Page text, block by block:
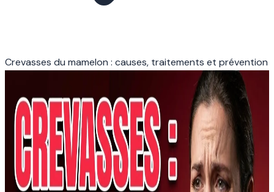
Crevasses du mamelon : causes, traitements et prévention